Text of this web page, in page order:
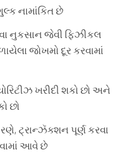
નામાંકિત છે
નુકસાન જેવી ફિઝીકલ
જોખમો દૂર કરવામાં
ખરીદી શકો છો અને
છો
ટ્રાન્ઝૅક્શન પૂર્ણ કરવા
આવે છે